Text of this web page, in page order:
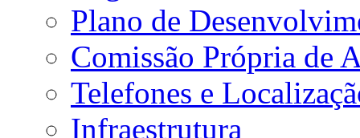
Plano de
Comissão Própria de
Telefones e
Infraestrutura